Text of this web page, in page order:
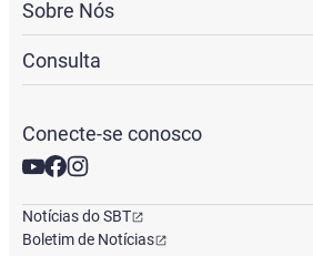
Sobre Nós
Consulta
Conecte-se conosco
Notícias do SBT
Boletim de Notícias